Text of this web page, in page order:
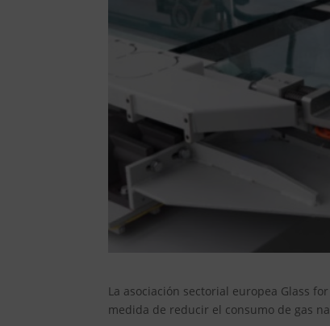
La asociación sectorial europea Glass
medida de reducir el consumo de gas